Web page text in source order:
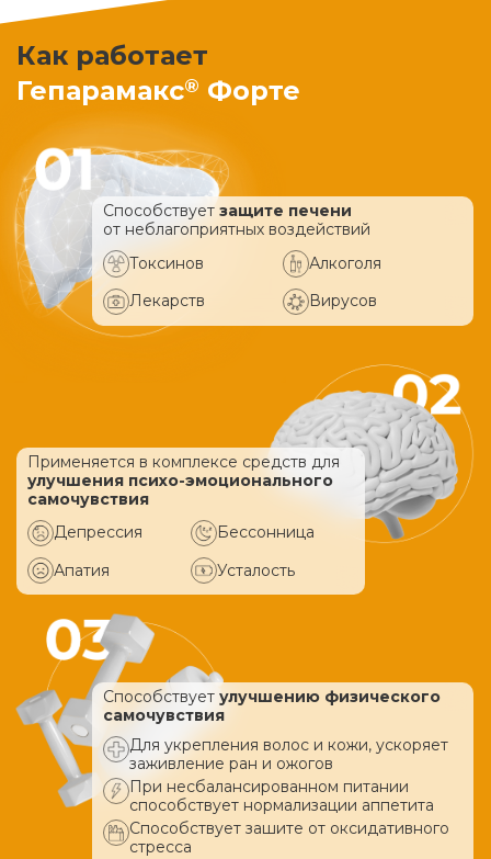
Как работает
Гепарамакс® Форте
Способствует защите печени
от неблагоприятных воздействий
Токсинов
Алкоголя
Лекарств
Вирусов
Применяется в комплексе средств для
улучшения психо-эмоционального
самочувствия
Депрессия
Бессонница
Апатия
Усталость
Способствует улучшению физического
самочувствия
Для укрепления волос и кожи, ускоряет
заживление ран и ожогов
При несбалансированном питании
способствует нормализации аппетита
Способствует зашите от оксидативного
стресса